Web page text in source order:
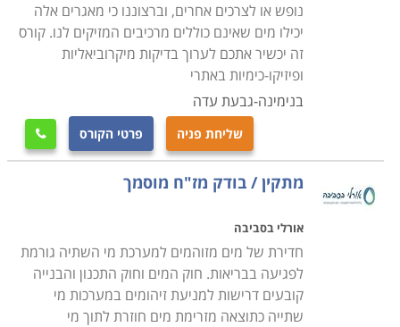
נופש או לצרכים אחרים, וברצוננו כי מאגרים אלה
יכילו מים שאינם כוללים מרכיבים המזיקים לנו. קורס
זה יכשיר אתכם לערוך בדיקות מיקרוביאליות
ופיזיקו-כימיות באתרי
בנימינה-גבעת עדה
שליחת פניה פרטי הקורס 
מתקין / בודק מז"ח מוסמך
אורלי בסביבה
חדירת של מים מזוהמים למערכת מי השתיה גורמת
לפגיעה בבריאות. חוק המים וחוק התכנון והבנייה
קובעים דרישות למניעת זיהומים במערכות מי
שתייה כתוצאה מזרימת מים חוזרת לתוך מי